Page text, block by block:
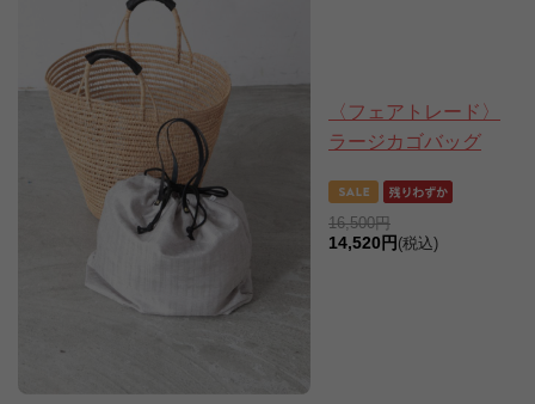
〈フェアトレード〉
ラージカゴバッグ
16,500円
14,520円 (税込)